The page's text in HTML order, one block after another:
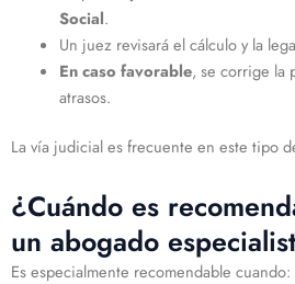
Social.
Un juez revisará el cálculo y la
En caso favorable, se corrige la
atrasos.
La vía judicial es frecuente en este tipo
¿Cuándo es
un abogado
Es especialmente recomendable cuando: